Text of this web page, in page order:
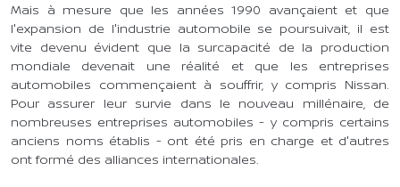
Mais à mesure que les années 1990 avançaient et que
l'expansion de l'industrie automobile se poursuivait, il est
vite devenu évident que la surcapacité de la production
mondiale devenait une réalité et que les entreprises
automobiles commençaient à souffrir, y compris Nissan.
Pour assurer leur survie dans le nouveau millénaire, de
nombreuses entreprises automobiles - y compris certains
anciens noms établis - ont été pris en charge et d'autres
ont formé des alliances internationales.